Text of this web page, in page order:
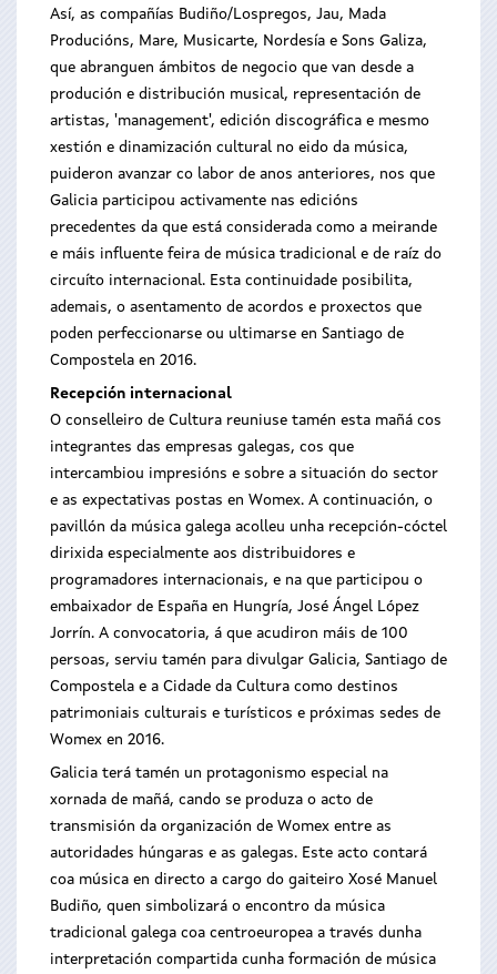
Así, as compañías Budiño/Lospregos, Jau, Mada
Producións, Mare, Musicarte, Nordesía e Sons Galiza,
que abranguen ámbitos de negocio que van desde a
produción e distribución musical, representación de
artistas, 'management', edición discográfica e mesmo
xestión e dinamización cultural no eido da música,
puideron avanzar co labor de anos anteriores, nos que
Galicia participou activamente nas edicións
precedentes da que está considerada como a meirande
e máis influente feira de música tradicional e de raíz do
circuíto internacional. Esta continuidade posibilita,
ademais, o asentamento de acordos e proxectos que
poden perfeccionarse ou ultimarse en Santiago de
Compostela en 2016.
Recepción internacional
O conselleiro de Cultura reuniuse tamén esta mañá cos
integrantes das empresas galegas, cos que
intercambiou impresións e sobre a situación do sector
e as expectativas postas en Womex. A continuación, o
pavillón da música galega acolleu unha recepción-cóctel
dirixida especialmente aos distribuidores e
programadores internacionais, e na que participou o
embaixador de España en Hungría, José Ángel López
Jorrín. A convocatoria, á que acudiron máis de 100
persoas, serviu tamén para divulgar Galicia, Santiago de
Compostela e a Cidade da Cultura como destinos
patrimoniais culturais e turísticos e próximas sedes de
Womex en 2016.
Galicia terá tamén un protagonismo especial na
xornada de mañá, cando se produza o acto de
transmisión da organización de Womex entre as
autoridades húngaras e as galegas. Este acto contará
coa música en directo a cargo do gaiteiro Xosé Manuel
Budiño, quen simbolizará o encontro da música
tradicional galega coa centroeuropea a través dunha
interpretación compartida cunha formación de música